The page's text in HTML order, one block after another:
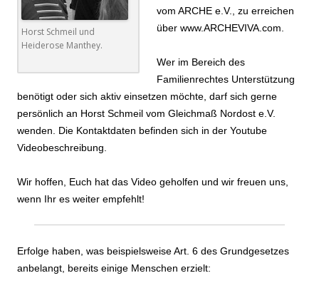
Horst Schmeil und
Heiderose Manthey.
vom ARCHE e.V., zu erreichen
über www.ARCHEVIVA.com.
Wer im Bereich des
Familienrechtes Unterstützung
benötigt oder sich aktiv einsetzen möchte, darf sich gerne
persönlich an Horst Schmeil vom Gleichmaß Nordost e.V.
wenden. Die Kontaktdaten befinden sich in der Youtube
Videobeschreibung.
Wir hoffen, Euch hat das Video geholfen und wir freuen uns,
wenn Ihr es weiter empfehlt!
Erfolge haben, was beispielsweise Art. 6 des Grundgesetzes
anbelangt, bereits einige Menschen erzielt: